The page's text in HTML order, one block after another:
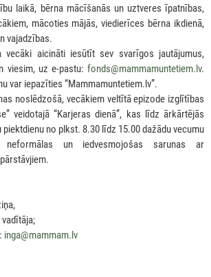
laikā, bērna mācīšanās un uztveres īpatnības,
mācoties mājās, viedierīces bērna ikdienā,
vajadzības.
vecāki aicināti iesūtīt sev svarīgos jautājumus,
viesim, uz e-pastu: fonds@mammamuntetiem.lv.
var iepazīties “Mammamuntetiem.lv”.
noslēdzošā, vecākiem veltītā epizode izglītības
veidotajā “Karjeras dienā”, kas līdz ārkārtējās
no plkst. 8.30 līdz 15.00 dažādu vecumu
neformālas un iedvesmojošas sarunas ar
vadītāja;
inga@mammam.lv